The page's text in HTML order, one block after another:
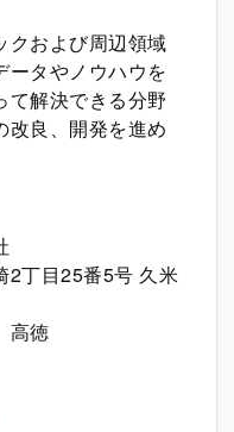
クおよび周辺領域
ータやノウハウを
て解決できる分野
改良、開発を進め
2丁目25番5号 久米
高徳